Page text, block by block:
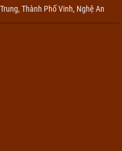
Thành Phố Vinh, Nghệ An